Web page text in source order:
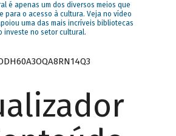
é apenas um dos diversos meios que
para o acesso à cultura. Veja no vídeo
uma das mais incríveis bibliotecas
investe no setor cultural.